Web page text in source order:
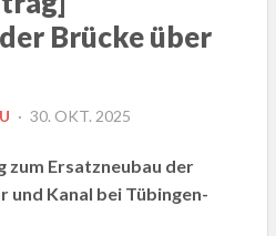
Brücke über
POSTED
30. OKT. 2025
zum Ersatzneubau der
und Kanal bei Tübingen-